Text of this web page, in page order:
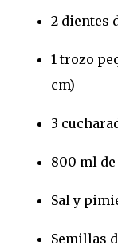
2 dientes
1 trozo
cm)
3
800 ml
Sal y
Semillas